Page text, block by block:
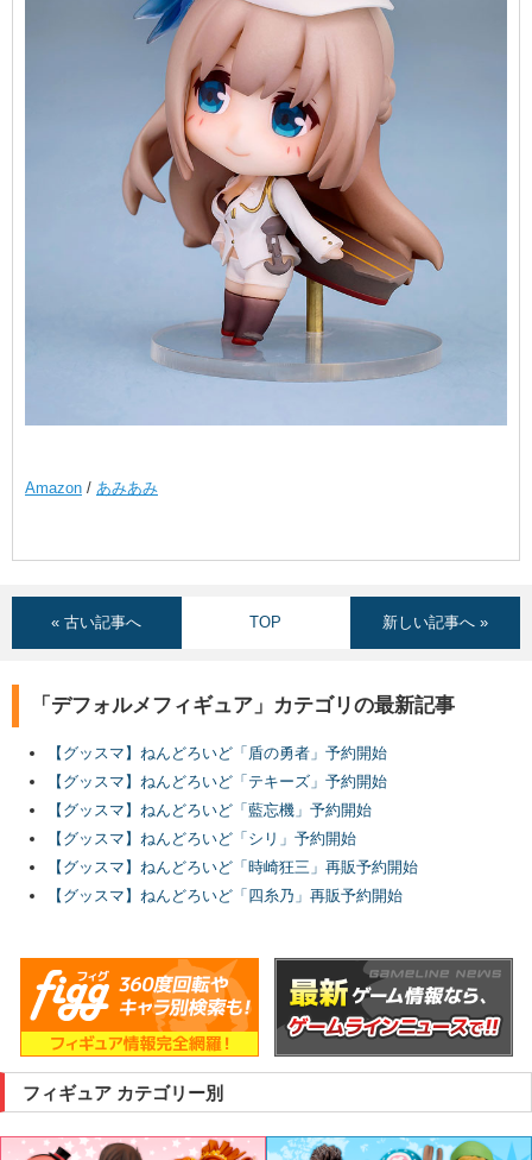
Amazon / あみあみ
« 古い記事へ TOP 新しい記事へ »
「デフォルメフィギュア」カテゴリの最新記事
【グッスマ】ねんどろいど「盾の勇者」予約開始
【グッスマ】ねんどろいど「テキーズ」予約開始
【グッスマ】ねんどろいど「藍忘機」予約開始
【グッスマ】ねんどろいど「シリ」予約開始
【グッスマ】ねんどろいど「時崎狂三」再販予約開始
【グッスマ】ねんどろいど「四糸乃」再販予約開始
フィギュア カテゴリー別